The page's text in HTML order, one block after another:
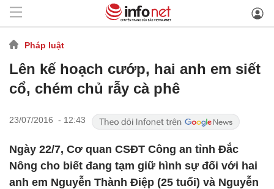
Pháp luật
Lên kế hoạch cướp, hai anh em siết
cổ, chém chủ rẫy cà phê
23/07/2016 - 12:43
Ngày 22/7, Cơ quan CSĐT Công an tỉnh Đắc
Nông cho biết đang tạm giữ hình sự đối với hai
anh em Nguyễn Thành Điệp (25 tuổi) và Nguyễn